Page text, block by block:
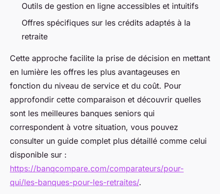
Outils de gestion en ligne accessibles et intuitifs
Offres spécifiques sur les crédits adaptés à la
retraite
Cette approche facilite la prise de décision en mettant
en lumière les offres les plus avantageuses en
fonction du niveau de service et du coût. Pour
approfondir cette comparaison et découvrir quelles
sont les meilleures banques seniors qui
correspondent à votre situation, vous pouvez
consulter un guide complet plus détaillé comme celui
disponible sur :
https://banqcompare.com/comparateurs/pour-
qui/les-banques-pour-les-retraites/.